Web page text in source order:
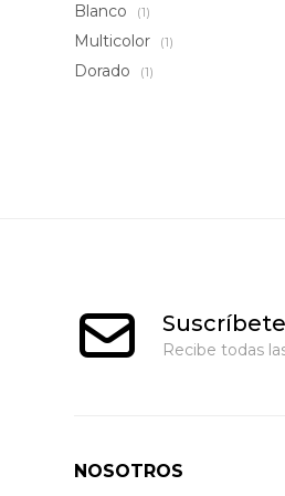
Blanco (1)
Multicolor (1)
Dorado (1)
Recibe todas
NOSOTROS